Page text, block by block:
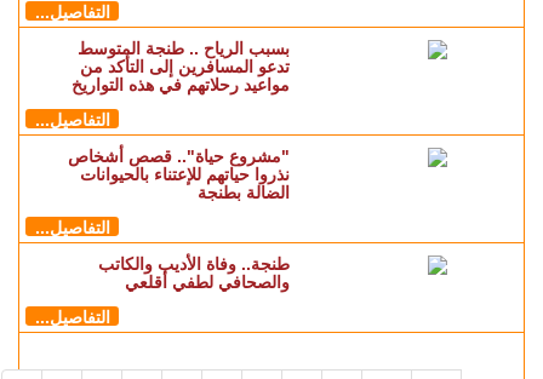
التفاصيل...
بسبب الرياح .. طنجة المتوسط
تدعو المسافرين إلى التأكد من
مواعيد رحلاتهم في هذه التواريخ
التفاصيل...
"مشروع حياة".. قصص أشخاص
نذروا حياتهم للإعتناء بالحيوانات
الضالة بطنجة
التفاصيل...
طنجة.. وفاة الأديب والكاتب
والصحافي لطفي أقلعي
التفاصيل...